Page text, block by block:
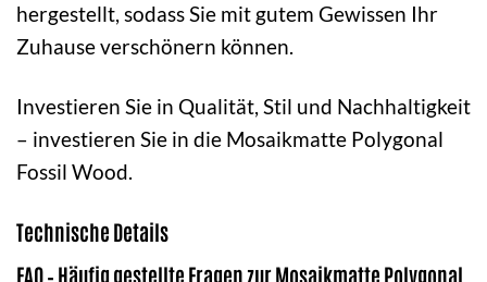
hergestellt, sodass Sie mit gutem Gewissen Ihr
Zuhause verschönern können.
Investieren Sie in Qualität, Stil und Nachhaltigkeit
– investieren Sie in die Mosaikmatte Polygonal
Fossil Wood.
Technische Details
FAQ – Häufig gestellte Fragen zur Mosaikmatte Polygonal